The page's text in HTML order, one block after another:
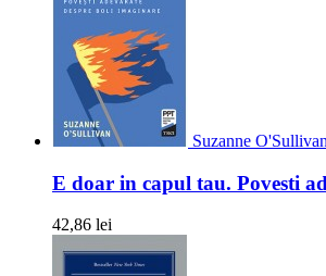
Suzanne O'Sullivan
E doar in capul tau. Povesti
42,86 lei